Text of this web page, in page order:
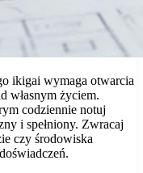
ikigai wymaga otwarcia
własnym życiem.
codziennie notuj
i spełniony. Zwracaj
czy środowiska